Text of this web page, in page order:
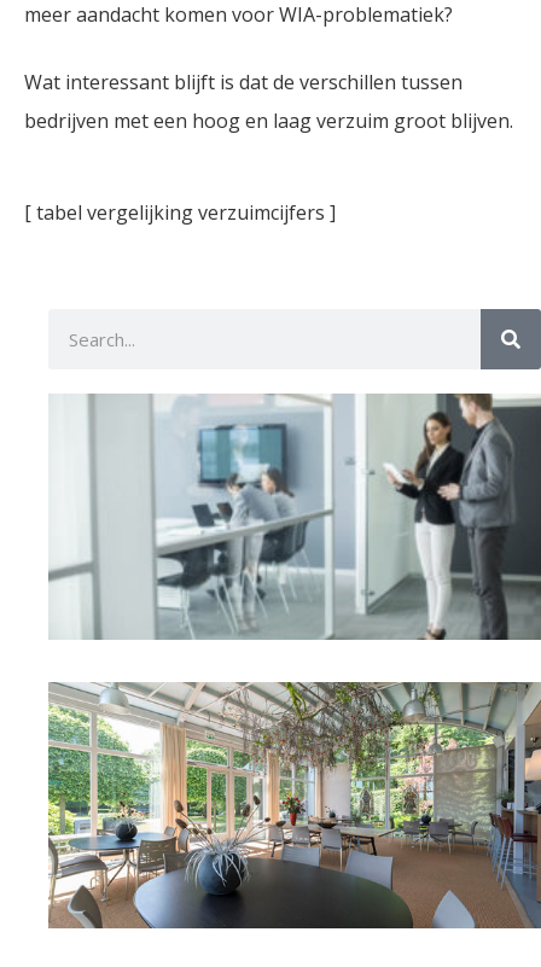
meer aandacht komen voor WIA-problematiek?
Wat interessant blijft is dat de verschillen tussen
bedrijven met een hoog en laag verzuim groot blijven.
[ tabel vergelijking verzuimcijfers ]